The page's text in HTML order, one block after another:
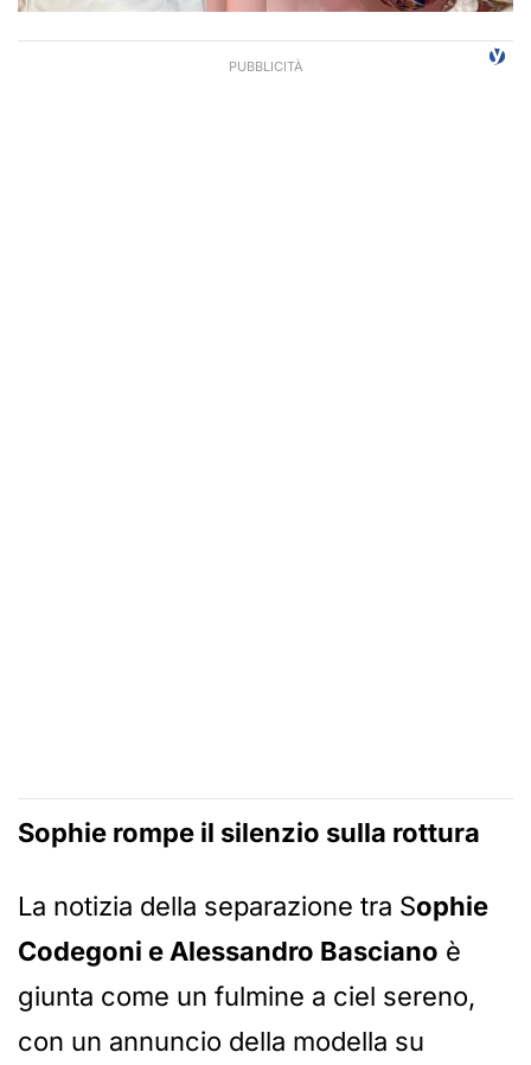
Sophie rompe il silenzio sulla rottura
La notizia della separazione tra Sophie
Codegoni e Alessandro Basciano è
giunta come un fulmine a ciel sereno,
con un annuncio della modella su